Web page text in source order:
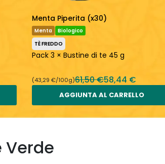
Menta Piperita (x30)
Menta
Biologico
TÈ FREDDO
Pack 3 × Bustine di te 45 g
(43,29 €/100g)61,50 €58,44 €
AGGIUNTA AL CARRELLO
Verde